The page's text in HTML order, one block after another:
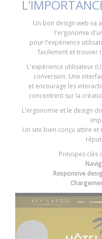
Un bon design web va
l'ergonomie
pour l'expérience
facilement et trouver
L'expérience utilisateur
conversion. Une
et encourage les
concentrent sur la
L'ergonomie et le design
Un site bien conçu attire
Principes clés
Responsive